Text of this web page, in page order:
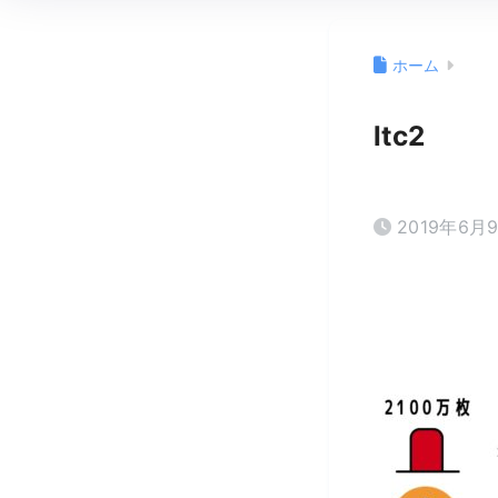
ホーム
ltc2
2019年6月